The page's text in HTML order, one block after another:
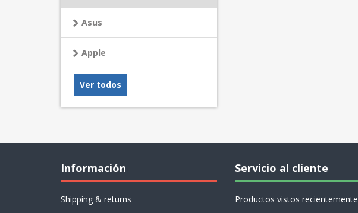
Asus
Apple
Ver todos
Información
Shipping & returns
Servicio al cliente
Productos vistos recientemente